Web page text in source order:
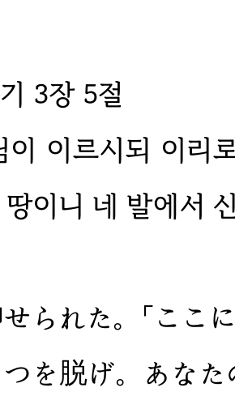
3장 5절
이 이르시되 이
이니 네 발에서
られた。「ここ
を脱げ。あな